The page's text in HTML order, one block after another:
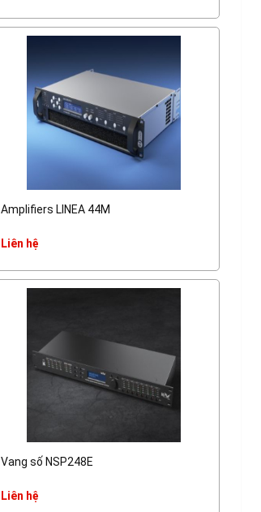
Amplifiers LINEA 44M
Liên hệ
Vang số NSP248E
Liên hệ